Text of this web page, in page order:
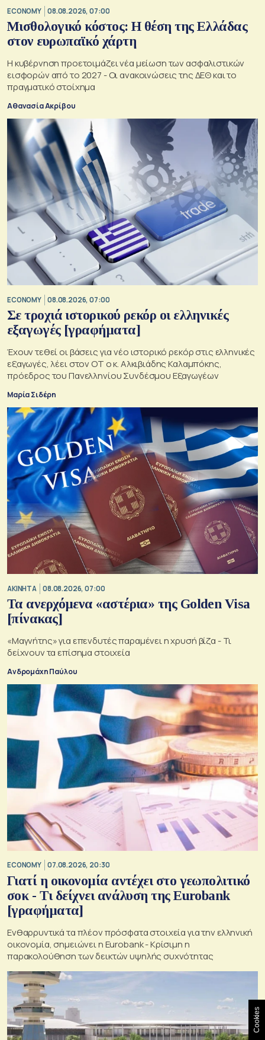
ECONOMY 08.08.2026, 07:00
Μισθολογικό κόστος: Η θέση της Ελλάδας
στον ευρωπαϊκό χάρτη
Η κυβέρνηση προετοιμάζει νέα μείωση των ασφαλιστικών
εισφορών από το 2027 - Οι ανακοινώσεις της ΔΕΘ και το
πραγματικό στοίχημα
Αθανασία Ακρίβου
ECONOMY 08.08.2026, 07:00
Σε τροχιά ιστορικού ρεκόρ οι ελληνικές
εξαγωγές [γραφήματα]
Έχουν τεθεί οι βάσεις για νέο ιστορικό ρεκόρ στις ελληνικές
εξαγωγές, λέει στον ΟΤ ο κ. Αλκιβιάδης Καλαμπόκης,
πρόεδρος του Πανελληνίου Συνδέσμου Εξαγωγέων
Μαρία Σιδέρη
ΑΚΙΝΗΤΑ 08.08.2026, 07:00
Τα ανερχόμενα «αστέρια» της Golden Visa
[πίνακας]
«Μαγνήτης» για επενδυτές παραμένει η χρυσή βίζα - Τι
δείχνουν τα επίσημα στοιχεία
Ανδρομάχη Παύλου
ECONOMY 07.08.2026, 20:30
Γιατί η οικονομία αντέχει στο γεωπολιτικό
σοκ - Τι δείχνει ανάλυση της Eurobank
[γραφήματα]
Ενθαρρυντικά τα πλέον πρόσφατα στοιχεία για την ελληνική
οικονομία, σημειώνει η Eurobank - Kρίσιμη η
παρακολούθηση των δεικτών υψηλής συχνότητας
Cookies